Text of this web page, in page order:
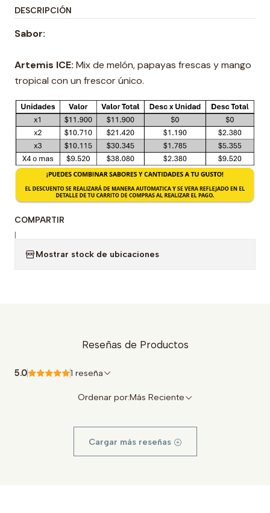
DESCRIPCIÓN
Sabor:
Artemis ICE: Mix de melón, papayas frescas y mango
tropical con un frescor único.
COMPARTIR
|
Mostrar stock de ubicaciones
Reseñas de Productos
5.0 1 reseña
Ordenar por:Más Reciente
Cargar más reseñas